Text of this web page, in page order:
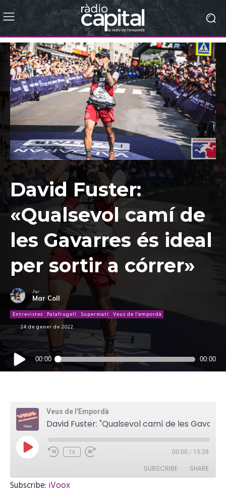
David Fuster:
«Qualsevol camí de
les Gavarres és ideal
per sortir a córrer»
Per
Mar Coll
Entrevistes
Palafrugell Supermatí Veus de l'empordà
24 de gener de 2022
Reproductor
d'àudio
00:00 00:00
Veus de l'Empordà
P
l
E
p
1x 00:00 / 15:28
SUBSCRIBE SHARE
Subscribe: iVoox